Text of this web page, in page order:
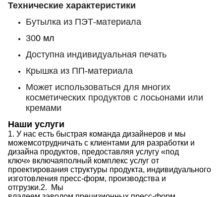
Технические характеристики
Бутылка из ПЭТ-материала
300 мл
Доступна индивидуальная печать
Крышка из ПП-материала
Может использоваться для многих
косметических продуктов с лосьонами или
кремами
Наши услуги
1. У нас есть быстрая команда дизайнеров и мы
можемсотрудничать с клиентами для разработки и
дизайна продуктов, предоставляя услугу «под
ключ» включаяполный комплекс услуг от
проектирования структуры продукта, индивидуального
изготовления пресс-форм, производства и
отгрузки.2.
Мы